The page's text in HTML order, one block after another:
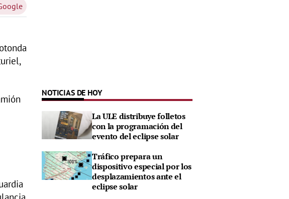
NOTICIAS DE HOY
La ULE distribuye folletos
con la programación del
evento del eclipse solar
Tráfico prepara un
dispositivo especial por los
desplazamientos ante el
eclipse solar